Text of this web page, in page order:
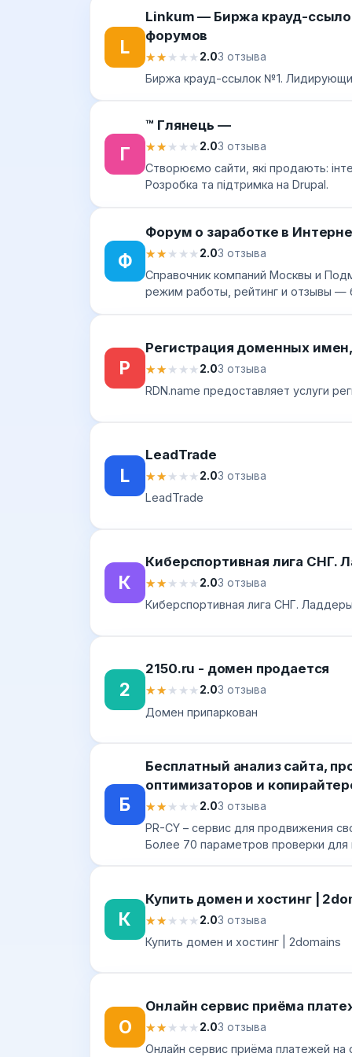
L
Linkum — Биржа крауд-
форумов
★★★★★
★★★★★2.03 отзыва
Биржа крауд-ссылок №1.
Г
™ Глянець —
★★★★★
★★★★★2.03 отзыва
Створюємо сайти, які продають:
Розробка та підтримка на Drupal.
Ф
Форум о заработке в
★★★★★
★★★★★2.03 отзыва
Справочник компаний Москвы и
режим работы, рейтинг и отзывы —
Р
Регистрация доменных имен,
★★★★★
★★★★★2.03 отзыва
RDN.name предоставляет услуги
L
LeadTrade
★★★★★
★★★★★2.03 отзыва
LeadTrade
К
Киберспортивная лига СНГ.
★★★★★
★★★★★2.03 отзыва
Киберспортивная лига СНГ.
2
2150.ru - домен продается
★★★★★
★★★★★2.03 отзыва
Домен припаркован
Б
Бесплатный анализ сайта,
оптимизаторов и
★★★★★
★★★★★2.03 отзыва
PR-CY – сервис для продвижения
Более 70 параметров проверки для
К
Купить домен и хостинг |
★★★★★
★★★★★2.03 отзыва
Купить домен и хостинг | 2domains
О
Онлайн сервис приёма
★★★★★
★★★★★2.03 отзыва
Онлайн сервис приёма платежей на